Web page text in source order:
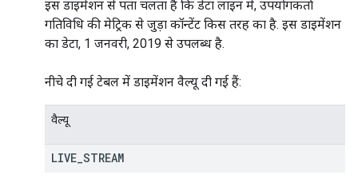
इस डाइमेंशन से पता चलता है कि डेटा लाइन में, उपयोगकर्ता
गतिविधि की मेट्रिक से जुड़ा कॉन्टेंट किस तरह का है. इस डाइमेंशन
का डेटा, 1 जनवरी, 2019 से उपलब्ध है.
नीचे दी गई टेबल में डाइमेंशन वैल्यू दी गई हैं:
वैल्यू
LIVE STREAM